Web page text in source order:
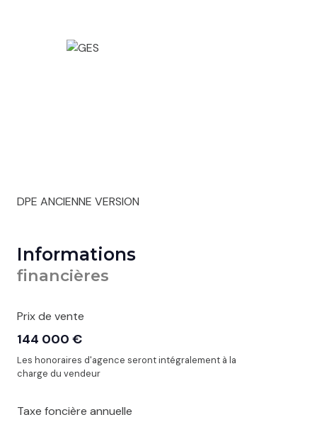
DPE ANCIENNE VERSION
Informations
financières
Prix de vente
144 000 €
Les honoraires d'agence seront intégralement à la
charge du vendeur
Taxe foncière annuelle